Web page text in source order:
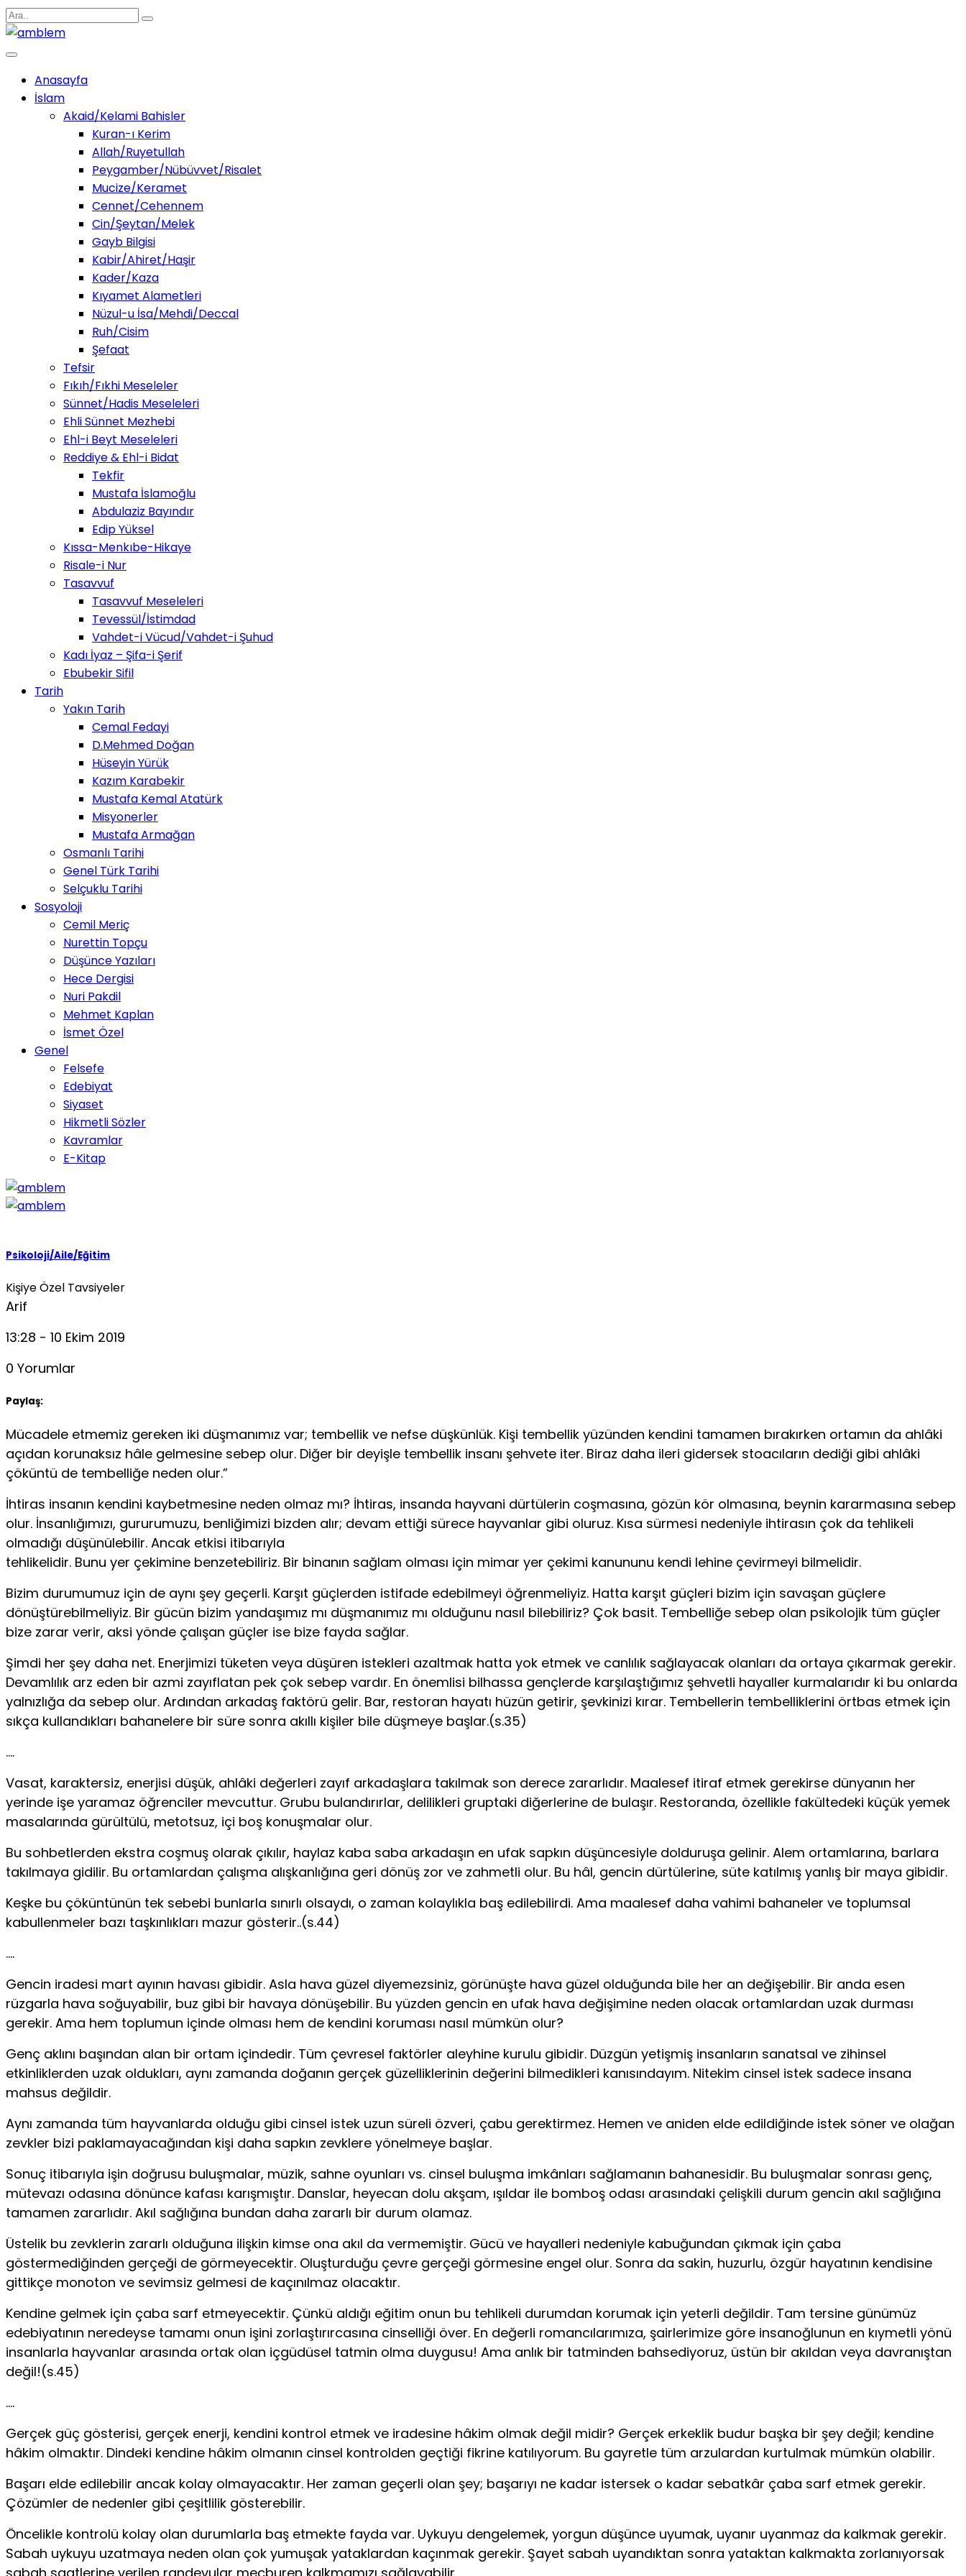
Anasayfa
İslam
Akaid/Kelami Bahisler
Kuran-ı Kerim
Allah/Ruyetullah
Peygamber/Nübüvvet/Risalet
Mucize/Keramet
Cennet/Cehennem
Cin/Şeytan/Melek
Gayb Bilgisi
Kabir/Ahiret/Haşir
Kader/Kaza
Kıyamet Alametleri
Nüzul-u İsa/Mehdi/Deccal
Ruh/Cisim
Şefaat
Tefsir
Fıkıh/Fıkhi Meseleler
Sünnet/Hadis Meseleleri
Ehli Sünnet Mezhebi
Ehl-i Beyt Meseleleri
Reddiye & Ehl-i Bidat
Tekfir
Mustafa İslamoğlu
Abdulaziz Bayındır
Edip Yüksel
Kıssa-Menkıbe-Hikaye
Risale-i Nur
Tasavvuf
Tasavvuf Meseleleri
Tevessül/İstimdad
Vahdet-i Vücud/Vahdet-i Şuhud
Kadı İyaz – Şifa-i Şerif
Ebubekir Sifil
Tarih
Yakın Tarih
Cemal Fedayi
D.Mehmed Doğan
Hüseyin Yürük
Kazım Karabekir
Mustafa Kemal Atatürk
Misyonerler
Mustafa Armağan
Osmanlı Tarihi
Genel Türk Tarihi
Selçuklu Tarihi
Sosyoloji
Cemil Meriç
Nurettin Topçu
Düşünce Yazıları
Hece Dergisi
Nuri Pakdil
Mehmet Kaplan
İsmet Özel
Genel
Felsefe
Edebiyat
Siyaset
Hikmetli Sözler
Kavramlar
E-Kitap
Psikoloji/Aile/Eğitim
Kişiye Özel Tavsiyeler
Arif
13:28 - 10 Ekim 2019
0 Yorumlar
Paylaş:
Mücadele etmemiz gereken iki düşmanımız var; tembellik ve nefse düşkünlük. Kişi tembellik yüzünden kendini tamamen bırakırken ortamın da ahlâki
açıdan korunaksız hâle gelmesine sebep olur. Diğer bir deyişle tembellik insanı şehvete iter. Biraz daha ileri gidersek stoacıların dediği gibi ahlâki
çöküntü de tembelliğe neden olur.”
İhtiras insanın kendini kaybetmesine neden olmaz mı? İhtiras, insanda hayvani dürtülerin coşmasına, gözün kör olmasına, beynin kararmasına sebep
olur. İnsanlığımızı, gururumuzu, benliğimizi bizden alır; devam ettiği sürece hayvanlar gibi oluruz. Kısa sürmesi nedeniyle ihtirasın çok da tehlikeli
olmadığı düşünülebilir. Ancak etkisi itibarıyla
tehlikelidir. Bunu yer çekimine benzetebiliriz. Bir binanın sağlam olması için mimar yer çekimi kanununu kendi lehine çevirmeyi bilmelidir.
Bizim durumumuz için de aynı şey geçerli. Karşıt güçlerden istifade edebilmeyi öğrenmeliyiz. Hatta karşıt güçleri bizim için savaşan güçlere
dönüştürebilmeliyiz. Bir gücün bizim yandaşımız mı düşmanımız mı olduğunu nasıl bilebiliriz? Çok basit. Tembelliğe sebep olan psikolojik tüm güçler
bize zarar verir, aksi yönde çalışan güçler ise bize fayda sağlar.
Şimdi her şey daha net. Enerjimizi tüketen veya düşüren istekleri azaltmak hatta yok etmek ve canlılık sağlayacak olanları da ortaya çıkarmak gerekir.
Devamlılık arz eden bir azmi zayıflatan pek çok sebep vardır. En önemlisi bilhassa gençlerde karşılaştığımız şehvetli hayaller kurmalarıdır ki bu onlarda
yalnızlığa da sebep olur. Ardından arkadaş faktörü gelir. Bar, restoran hayatı hüzün getirir, şevkinizi kırar. Tembellerin tembelliklerini örtbas etmek için
sıkça kullandıkları bahanelere bir süre sonra akıllı kişiler bile düşmeye başlar.(s.35)
….
Vasat, karaktersiz, enerjisi düşük, ahlâki değerleri zayıf arkadaşlara takılmak son derece zararlıdır. Maalesef itiraf etmek gerekirse dünyanın her
yerinde işe yaramaz öğrenciler mevcuttur. Grubu bulandırırlar, delilikleri gruptaki diğerlerine de bulaşır. Restoranda, özellikle fakültedeki küçük yemek
masalarında gürültülü, metotsuz, içi boş konuşmalar olur.
Bu sohbetlerden ekstra coşmuş olarak çıkılır, haylaz kaba saba arkadaşın en ufak sapkın düşüncesiyle dolduruşa gelinir. Alem ortamlarına, barlara
takılmaya gidilir. Bu ortamlardan çalışma alışkanlığına geri dönüş zor ve zahmetli olur. Bu hâl, gencin dürtülerine, süte katılmış yanlış bir maya gibidir.
Keşke bu çöküntünün tek sebebi bunlarla sınırlı olsaydı, o zaman kolaylıkla baş edilebilirdi. Ama maalesef daha vahimi bahaneler ve toplumsal
kabullenmeler bazı taşkınlıkları mazur gösterir..(s.44)
….
Gencin iradesi mart ayının havası gibidir. Asla hava güzel diyemezsiniz, görünüşte hava güzel olduğunda bile her an değişebilir. Bir anda esen
rüzgarla hava soğuyabilir, buz gibi bir havaya dönüşebilir. Bu yüzden gencin en ufak hava değişimine neden olacak ortamlardan uzak durması
gerekir. Ama hem toplumun içinde olması hem de kendini koruması nasıl mümkün olur?
Genç aklını başından alan bir ortam içindedir. Tüm çevresel faktörler aleyhine kurulu gibidir. Düzgün yetişmiş insanların sanatsal ve zihinsel
etkinliklerden uzak oldukları, aynı zamanda doğanın gerçek güzelliklerinin değerini bilmedikleri kanısındayım. Nitekim cinsel istek sadece insana
mahsus değildir.
Aynı zamanda tüm hayvanlarda olduğu gibi cinsel istek uzun süreli özveri, çabu gerektirmez. Hemen ve aniden elde edildiğinde istek söner ve olağan
zevkler bizi paklamayacağından kişi daha sapkın zevklere yönelmeye başlar.
Sonuç itibarıyla işin doğrusu buluşmalar, müzik, sahne oyunları vs. cinsel buluşma imkânları sağlamanın bahanesidir. Bu buluşmalar sonrası genç,
mütevazı odasına dönünce kafası karışmıştır. Danslar, heyecan dolu akşam, ışıldar ile bomboş odası arasındaki çelişkili durum gencin akıl sağlığına
tamamen zararlıdır. Akıl sağlığına bundan daha zararlı bir durum olamaz.
Üstelik bu zevklerin zararlı olduğuna ilişkin kimse ona akıl da vermemiştir. Gücü ve hayalleri nedeniyle kabuğundan çıkmak için çaba
göstermediğinden gerçeği de görmeyecektir. Oluşturduğu çevre gerçeği görmesine engel olur. Sonra da sakin, huzurlu, özgür hayatının kendisine
gittikçe monoton ve sevimsiz gelmesi de kaçınılmaz olacaktır.
Kendine gelmek için çaba sarf etmeyecektir. Çünkü aldığı eğitim onun bu tehlikeli durumdan korumak için yeterli değildir. Tam tersine günümüz
edebiyatının neredeyse tamamı onun işini zorlaştırırcasına cinselliği över. En değerli romancılarımıza, şairlerimize göre insanoğlunun en kıymetli yönü
insanlarla hayvanlar arasında ortak olan içgüdüsel tatmin olma duygusu! Ama anlık bir tatminden bahsediyoruz, üstün bir akıldan veya davranıştan
değil!(s.45)
….
Gerçek güç gösterisi, gerçek enerji, kendini kontrol etmek ve iradesine hâkim olmak değil midir? Gerçek erkeklik budur başka bir şey değil; kendine
hâkim olmaktır. Dindeki kendine hâkim olmanın cinsel kontrolden geçtiği fikrine katılıyorum. Bu gayretle tüm arzulardan kurtulmak mümkün olabilir.
Başarı elde edilebilir ancak kolay olmayacaktır. Her zaman geçerli olan şey; başarıyı ne kadar istersek o kadar sebatkâr çaba sarf etmek gerekir.
Çözümler de nedenler gibi çeşitlilik gösterebilir.
Öncelikle kontrolü kolay olan durumlarla baş etmekte fayda var. Uykuyu dengelemek, yorgun düşünce uyumak, uyanır uyanmaz da kalkmak gerekir.
Sabah uykuyu uzatmaya neden olan çok yumuşak yataklardan kaçınmak gerekir. Şayet sabah uyandıktan sonra yataktan kalkmakta zorlanıyorsak